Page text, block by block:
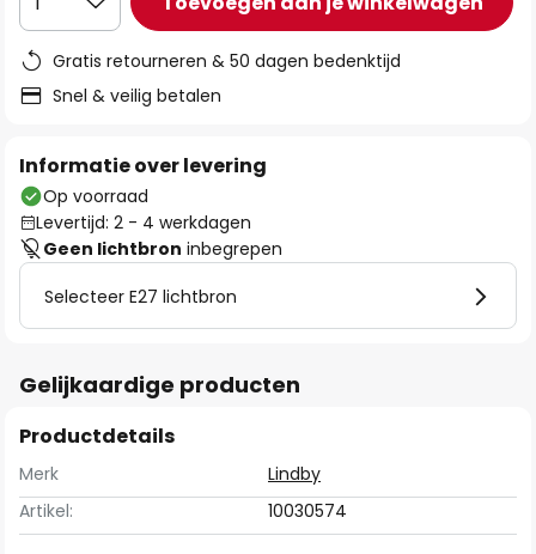
Gratis retourneren & 50 dagen bedenktijd
Snel & veilig betalen
Informatie over levering
Op voorraad
Levertijd: 2 - 4 werkdagen
Geen lichtbron inbegrepen
Selecteer E27 lichtbron
Gelijkaardige producten
Productdetails
Merk
Lindby
Artikel:
10030574